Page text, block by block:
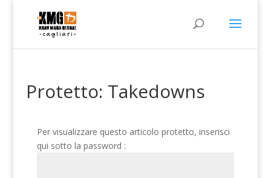
Protetto: Takedowns
Per visualizzare questo articolo protetto, inserisci
qui sotto la password :